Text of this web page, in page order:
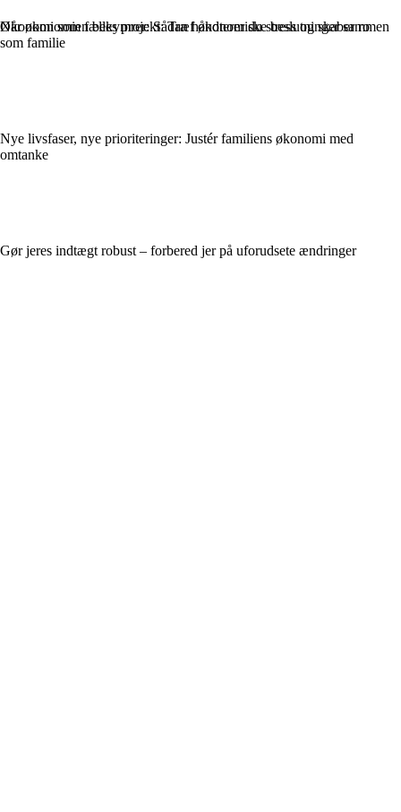
Når økonomien bekymrer: Sådan håndterer du stress og skaber ro
Nye livsfaser, nye prioriteringer: Justér familiens økonomi med
omtanke
Gør jeres indtægt robust – forbered jer på uforudsete ændringer
Økonomi som fælles projekt: Træf økonomiske beslutninger sammen
som familie